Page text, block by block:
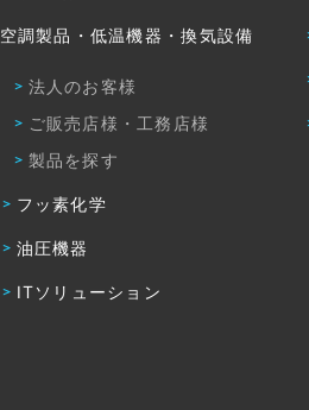
空調製品・低温機器・換気設備
法人のお客様
ご販売店様・工務店様
製品を探す
フッ素化学
油圧機器
ITソリューション